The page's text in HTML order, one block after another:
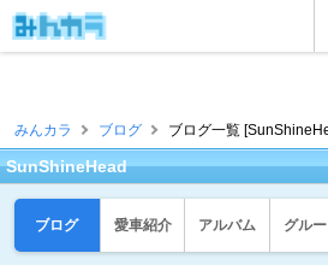
みんカラ ブログ ブログ一覧
SunShineHead
ブログ 愛車紹介 アルバム グル